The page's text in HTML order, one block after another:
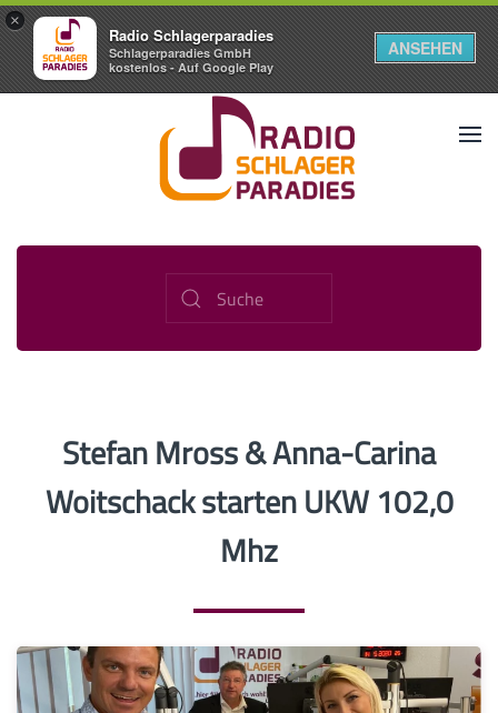
×
Radio Schlagerparadies
Schlagerparadies GmbH
kostenlos - Auf Google Play
ANSEHEN
Stefan Mross & Anna-Carina
Woitschack starten UKW 102,0
Mhz